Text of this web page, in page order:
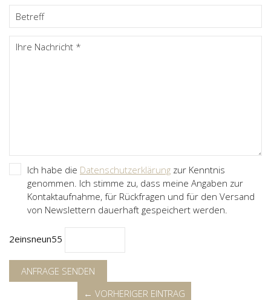
Ich habe die Datenschutzerklärung zur Kenntnis
genommen. Ich stimme zu, dass meine Angaben zur
Kontaktaufnahme, für Rückfragen und für den Versand
von Newslettern dauerhaft gespeichert werden.
2einsneun55
ANFRAGE SENDEN
← VORHERIGER EINTRAG